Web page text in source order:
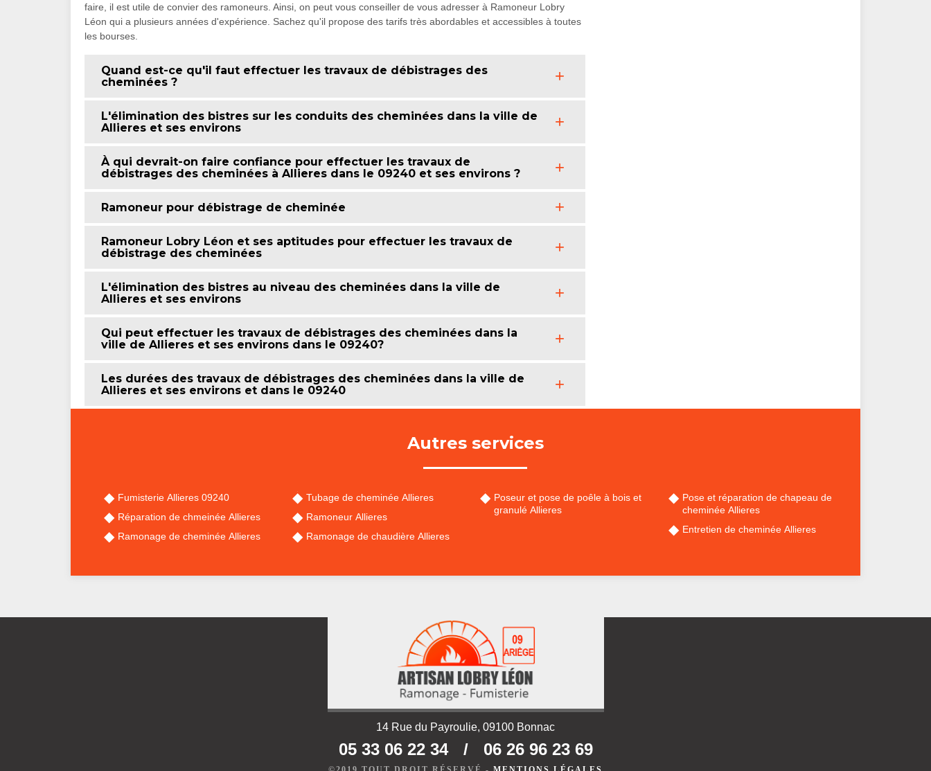
faire, il est utile de convier des ramoneurs. Ainsi, on peut vous conseiller de vous adresser à Ramoneur Lobry
Léon qui a plusieurs années d'expérience. Sachez qu'il propose des tarifs très abordables et accessibles à toutes
les bourses.
Quand est-ce qu'il faut effectuer les travaux de débistrages des
cheminées ?
L'élimination des bistres sur les conduits des cheminées dans la ville de
Allieres et ses environs
À qui devrait-on faire confiance pour effectuer les travaux de
débistrages des cheminées à Allieres dans le 09240 et ses environs ?
Ramoneur pour débistrage de cheminée
Ramoneur Lobry Léon et ses aptitudes pour effectuer les travaux de
débistrage des cheminées
L'élimination des bistres au niveau des cheminées dans la ville de
Allieres et ses environs
Qui peut effectuer les travaux de débistrages des cheminées dans la
ville de Allieres et ses environs dans le 09240?
Les durées des travaux de débistrages des cheminées dans la ville de
Allieres et ses environs et dans le 09240
Autres services
Fumisterie Allieres 09240
Réparation de chmeinée Allieres
Ramonage de cheminée Allieres
Tubage de cheminée Allieres
Ramoneur Allieres
Ramonage de chaudière Allieres
Poseur et pose de poêle à bois et
granulé Allieres
Pose et réparation de chapeau de
cheminée Allieres
Entretien de cheminée Allieres
14 Rue du Payroulie, 09100 Bonnac
05 33 06 22 34 / 06 26 96 23 69